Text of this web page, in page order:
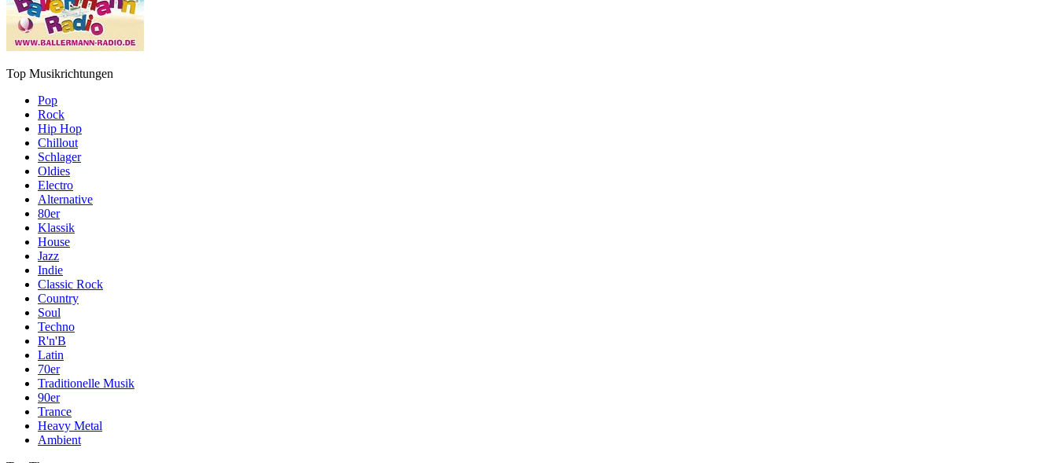
Top Musikrichtungen
Pop
Rock
Hip Hop
Chillout
Schlager
Oldies
Electro
Alternative
80er
Klassik
House
Jazz
Indie
Classic Rock
Country
Soul
Techno
R'n'B
Latin
70er
Traditionelle Musik
90er
Trance
Heavy Metal
Ambient